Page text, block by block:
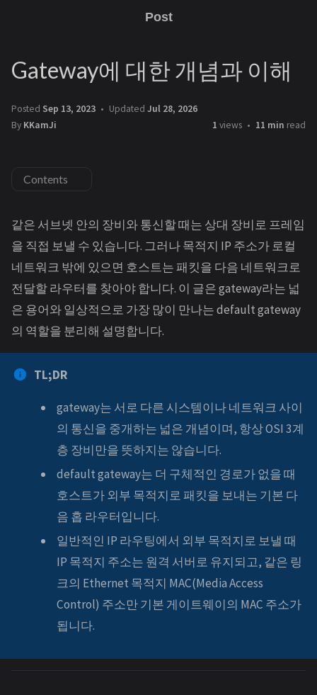
Post
Gateway에 대한 개념과 이해
Posted Sep 13, 2023 Updated Jul 28, 2026
By KKamJi 1 views 11 min read
Contents
같은 서브넷 안의 장비와 통신할 때는 상대 장비로 프레임
을 직접 보낼 수 있습니다. 그러나 목적지 IP 주소가 로컬
네트워크 밖에 있으면 호스트는 패킷을 다음 네트워크로
전달할 라우터를 찾아야 합니다. 이 글은 gateway라는 넓
은 용어와 일상적으로 가장 많이 만나는 default gateway
의 역할을 분리해 설명합니다.
TL;DR
gateway는 서로 다른 시스템이나 네트워크 사이
의 통신을 중개하는 넓은 개념이며, 항상 OSI 3계
층 장비만을 뜻하지는 않습니다.
default gateway는 더 구체적인 경로가 없을 때
호스트가 외부 목적지로 패킷을 보내는 기본 다
음 홉 라우터입니다.
일반적인 IP 라우팅에서 외부 목적지로 보낼 때
IP 목적지 주소는 원격 서버로 유지되고, 같은 링
크의 Ethernet 목적지 MAC(Media Access
Control) 주소만 기본 게이트웨이의 MAC 주소가
됩니다.